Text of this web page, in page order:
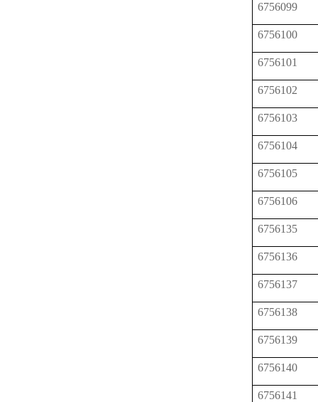
6756099
6756100
6756101
6756102
6756103
6756104
6756105
6756106
6756135
6756136
6756137
6756138
6756139
6756140
6756141